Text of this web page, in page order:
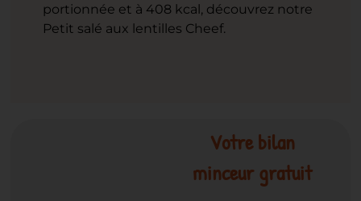
portionnée et à 408 kcal, découvrez notre
Petit salé aux lentilles Cheef.
Votre bilan
minceur gratuit